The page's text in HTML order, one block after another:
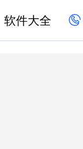
软件大全